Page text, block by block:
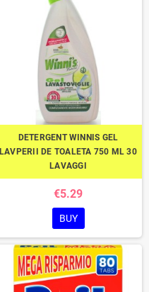
DETERGENT WINNIS GEL
LAVPERII DE TOALETA 750 ML 30
LAVAGGI
€5.29
BUY